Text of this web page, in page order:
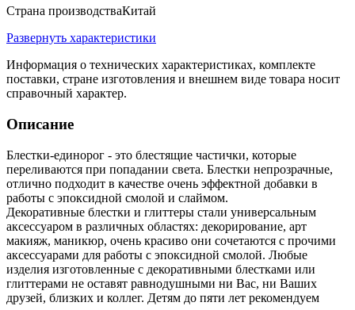
Страна производстваКитай
Развернуть характеристики
Информация о технических характеристиках, комплекте
поставки, стране изготовления и внешнем виде товара носит
справочный характер.
Описание
Блестки-единорог - это блестящие частички, которые
переливаются при попадании света. Блестки непрозрачные,
отлично подходит в качестве очень эффектной добавки в
работы с эпоксидной смолой и слаймом.
Декоративные блестки и глиттеры стали универсальным
аксессуаром в различных областях: декорирование, арт
макияж, маникюр, очень красиво они сочетаются с прочими
аксессуарами для работы с эпоксидной смолой. Любые
изделия изготовленные с декоративными блестками или
глиттерами не оставят равнодушными ни Вас, ни Ваших
друзей, близких и коллег. Детям до пяти лет рекомендуем